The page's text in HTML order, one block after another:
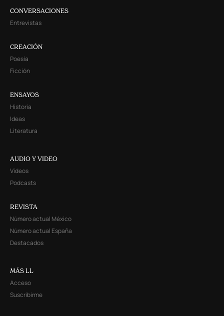
CONVERSACIONES
Entrevistas
CREACIÓN
Poesía
Ficción
ENSAYOS
Historia
Ideas
Literatura
AUDIO Y VIDEO
Videos
Podcasts
REVISTA
Número actual México
Número actual España
Destacados
MÁS LL
Acceso
Suscribirme